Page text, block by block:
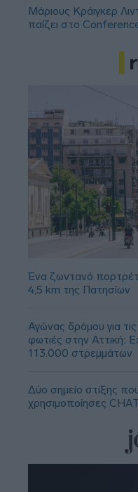
Μάριους Κράιγκερ
παίζει στο
Ένα ζωντανό
4,5 km της Πατησίων
Αγώνας δρόμου για
φωτιές στην Αττική:
113.000 στρεμμάτων
Δύο σημείο στίξης
χρησιμοποίησες